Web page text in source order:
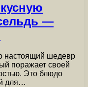
—
настоящий шедевр
поражает своей
Это блюдо
для…